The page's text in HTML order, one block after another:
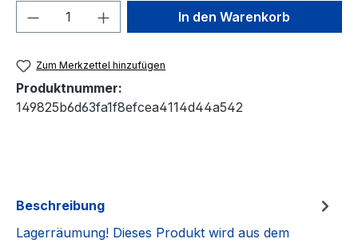
Produkt Anzahl: Gib denIn den Warenkorb
Zum Merkzettel hinzufügen
Produktnummer:
149825b6d63fa1f8efcea4114d44a542
Beschreibung
Lagerräumung! Dieses Produkt wird aus dem